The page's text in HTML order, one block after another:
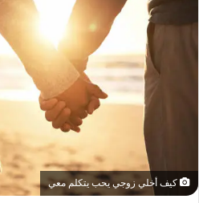
كيف أخلي زوجي يحب يتكلم معي